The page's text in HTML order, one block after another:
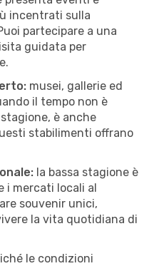
incentrati sulla
partecipare a una
guidata per
musei, gallerie ed
il tempo non è
è anche
stabilimenti offrano
la bassa stagione è
i mercati locali al
souvenir unici,
la vita quotidiana di
le condizioni